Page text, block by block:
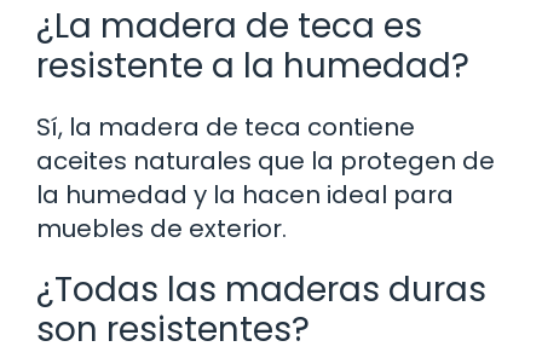
¿La madera de teca es
resistente a la humedad?
Sí, la madera de teca contiene
aceites naturales que la protegen de
la humedad y la hacen ideal para
muebles de exterior.
¿Todas las maderas duras
son resistentes?